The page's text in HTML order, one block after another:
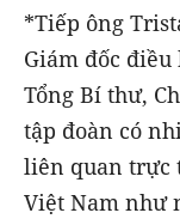
*Tiếp ông
Giám đốc điều
Tổng Bí thư,
tập đoàn có
liên quan trực
Việt Nam như